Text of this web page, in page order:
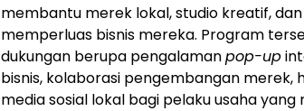
membantu merek lokal, studio kreatif,
memperluas bisnis mereka. Program
dukungan berupa pengalamanpop-up
bisnis, kolaborasi pengembangan merek,
media sosial lokal bagi pelaku usaha